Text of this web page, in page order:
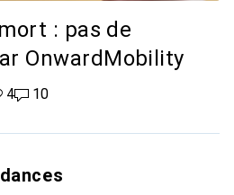
: pas de
OnwardMobility
410 commentaires
10